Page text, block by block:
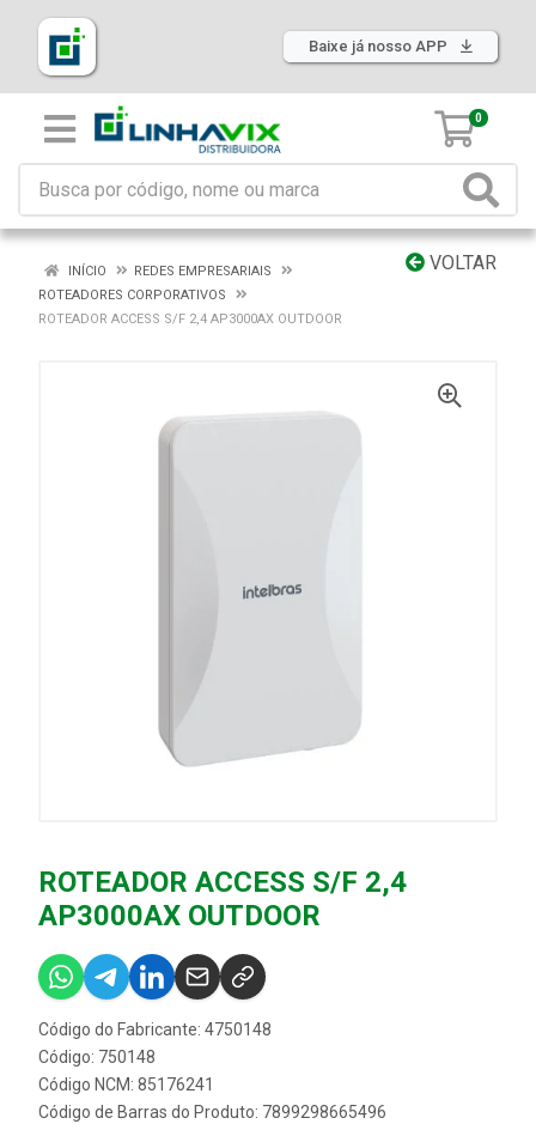
Baixe já nosso APP
0
VOLTAR
INÍCIO
REDES EMPRESARIAIS
ROTEADORES CORPORATIVOS
ROTEADOR ACCESS S/F 2,4 AP3000AX OUTDOOR
ROTEADOR ACCESS S/F 2,4
AP3000AX OUTDOOR
Código do Fabricante: 4750148
Código: 750148
Código NCM: 85176241
Código de Barras do Produto: 7899298665496